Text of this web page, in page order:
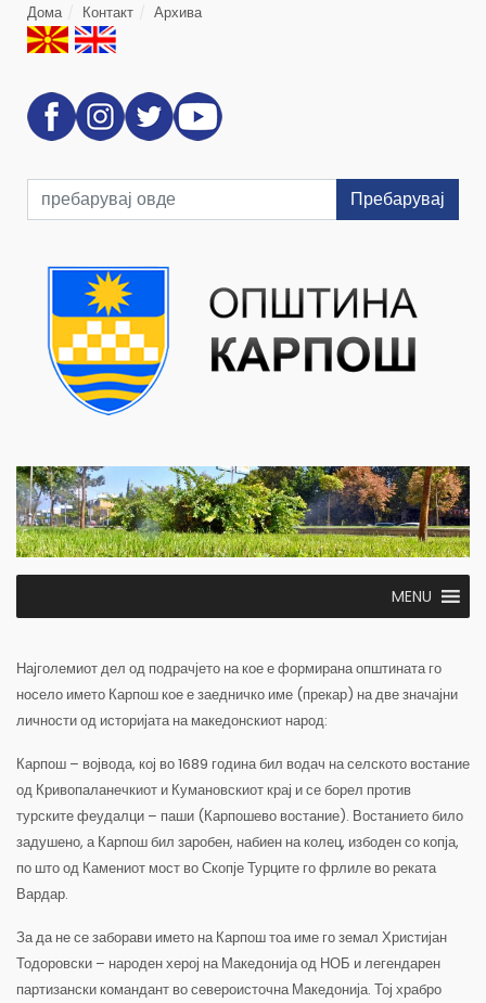
Дома Контакт Архива
Пребарувај
MENU
Најголемиот дел од подрачјето на кое е формирана општината го
носело името Карпош кое е заедничко име (прекар) на две значајни
личности од историјата на македонскиот народ:
Карпош – војвода, кој во 1689 година бил водач на селското востание
од Кривопаланечкиот и Кумановскиот крај и се борел против
турските феудалци – паши (Карпошево востание). Востанието било
задушено, а Карпош бил заробен, набиен на колец, избоден со копја,
по што од Камениот мост во Скопје Турците го фрлиле во реката
Вардар.
За да не се заборави името на Карпош тоа име го земал Христијан
Тодоровски – народен херој на Македонија од НОБ и легендарен
партизански командант во североисточна Македонија. Тој храбро